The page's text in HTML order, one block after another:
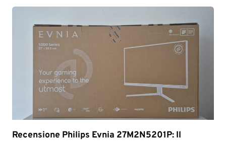
Recensione Philips Evnia 27M2N5201P: Il